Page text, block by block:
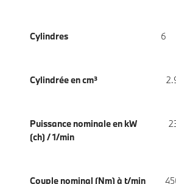
Cylindres 6
Cylindrée en cm³
Puissance nominale en kW
(ch) / 1/min
Couple nominal (Nm) à t/min